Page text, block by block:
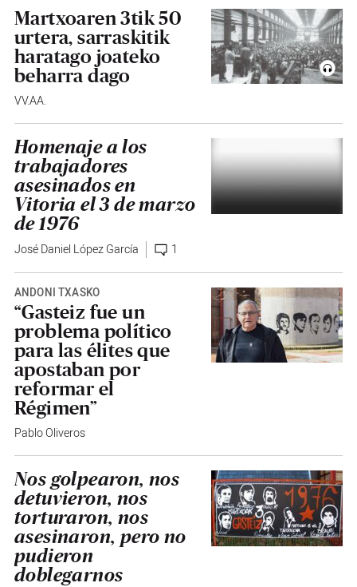
Martxoaren 3tik 50
urtera, sarraskitik
haratago joateko
beharra dago
VV.AA.
Homenaje a los
trabajadores
asesinados en
Vitoria el 3 de marzo
de 1976
José Daniel López García 1
ANDONI TXASKO
“Gasteiz fue un
problema político
para las élites que
apostaban por
reformar el
Régimen”
Pablo Oliveros
Nos golpearon, nos
detuvieron, nos
torturaron, nos
asesinaron, pero no
pudieron
doblegarnos